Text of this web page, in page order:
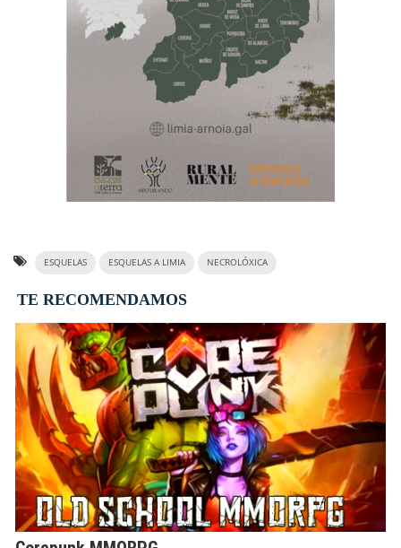
ESQUELAS ESQUELAS A LIMIA NECROLÓXICA
TE RECOMENDAMOS